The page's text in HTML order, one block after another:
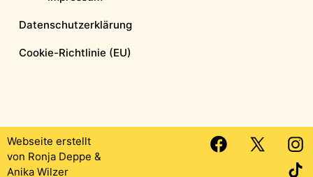
Datenschutzerklärung
Cookie-Richtlinie (EU)
Webseite erstellt
von Ronja Deppe &
Anika Wilzer